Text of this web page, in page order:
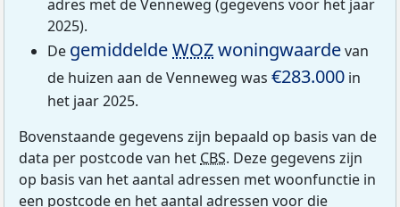
adres met de Venneweg (gegevens voor het jaar
2025).
De gemiddeldeWOZwoningwaardevan
de huizen aan de Venneweg was €283.000 in
het jaar 2025.
Bovenstaande gegevens zijn bepaald op basis van de
data per postcode van het CBS. Deze gegevens zijn
op basis van het aantal adressen met woonfunctie in
een postcode en het aantal adressen voor die